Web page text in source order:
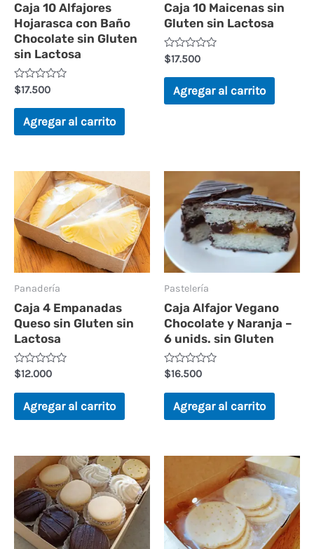
Caja 10 Alfajores
Hojarasca con Baño
Chocolate sin Gluten
sin Lactosa
Valorado
en
0
$17.500
Agregar al carrito
Caja 10 Maicenas sin
Gluten sin Lactosa
Valorado
en
0
$17.500
Agregar al carrito
Panadería
Caja 4 Empanadas
Queso sin Gluten sin
Lactosa
Valorado
en
0
$12.000
Agregar al carrito
Pastelería
Caja Alfajor Vegano
Chocolate y Naranja –
6 unids. sin Gluten
Valorado
en
0
$16.500
Agregar al carrito